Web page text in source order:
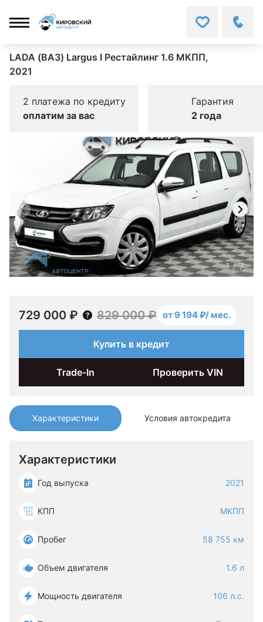
LADA (ВАЗ) Largus I Рестайлинг 1.6 МКПП,
2021
2 платежа по кредиту
оплатим за вас
Гарантия
2 года
Характеристики Условия автокредита
Характеристики
Год выпуска 2021
КПП МКПП
Пробег 58 755 км
Объем двигателя 1.6 л
Мощность двигателя 106 л.с.
1/7
729 000 ₽ 829 000 ₽ от 9 194 ₽/ мес.
Купить в кредит
Trade-In Проверить VIN